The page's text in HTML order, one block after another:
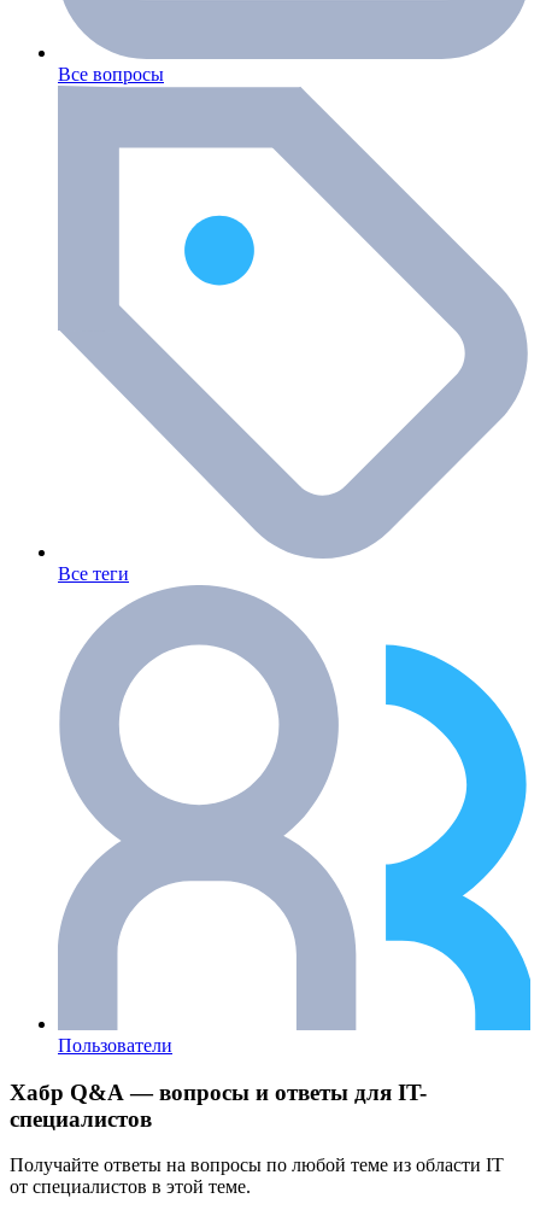
Все вопросы
Все теги
Пользователи
Хабр Q&A — вопросы и ответы для IT-
специалистов
Получайте ответы на вопросы по любой теме из области IT
от специалистов в этой теме.